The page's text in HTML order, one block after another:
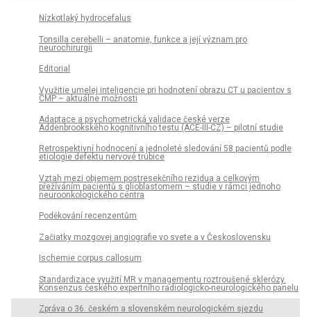
Nízkotlaký hydrocefalus
Tonsilla cerebelli – anatomie, funkce a její význam pro
neurochirurgii
Editorial
Využitie umelej inteligencie pri hodnotení obrazu CT u pacientov s
CMP – aktuálne možnosti
Adaptace a psychometrická validace české verze
Addenbrookského kognitivního testu (ACE-III-CZ) – pilotní studie
Retrospektivní hodnocení a jednoleté sledování 58 pacientů podle
etiologie defektu nervové trubice
Vztah mezi objemem postresekčního rezidua a celkovým
přežíváním pacientů s glioblastomem – studie v rámci jednoho
neuroonkologického centra
Poděkování recenzentům
Začiatky mozgovej angiografie vo svete a v Československu
Ischemie corpus callosum
Standardizace využití MR v managementu roztroušené sklerózy.
Konsenzus českého expertního radiologicko-neurologického panelu
Zpráva o 36. českém a slovenském neurologickém sjezdu